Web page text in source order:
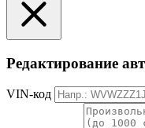
Редактирование
VIN-код